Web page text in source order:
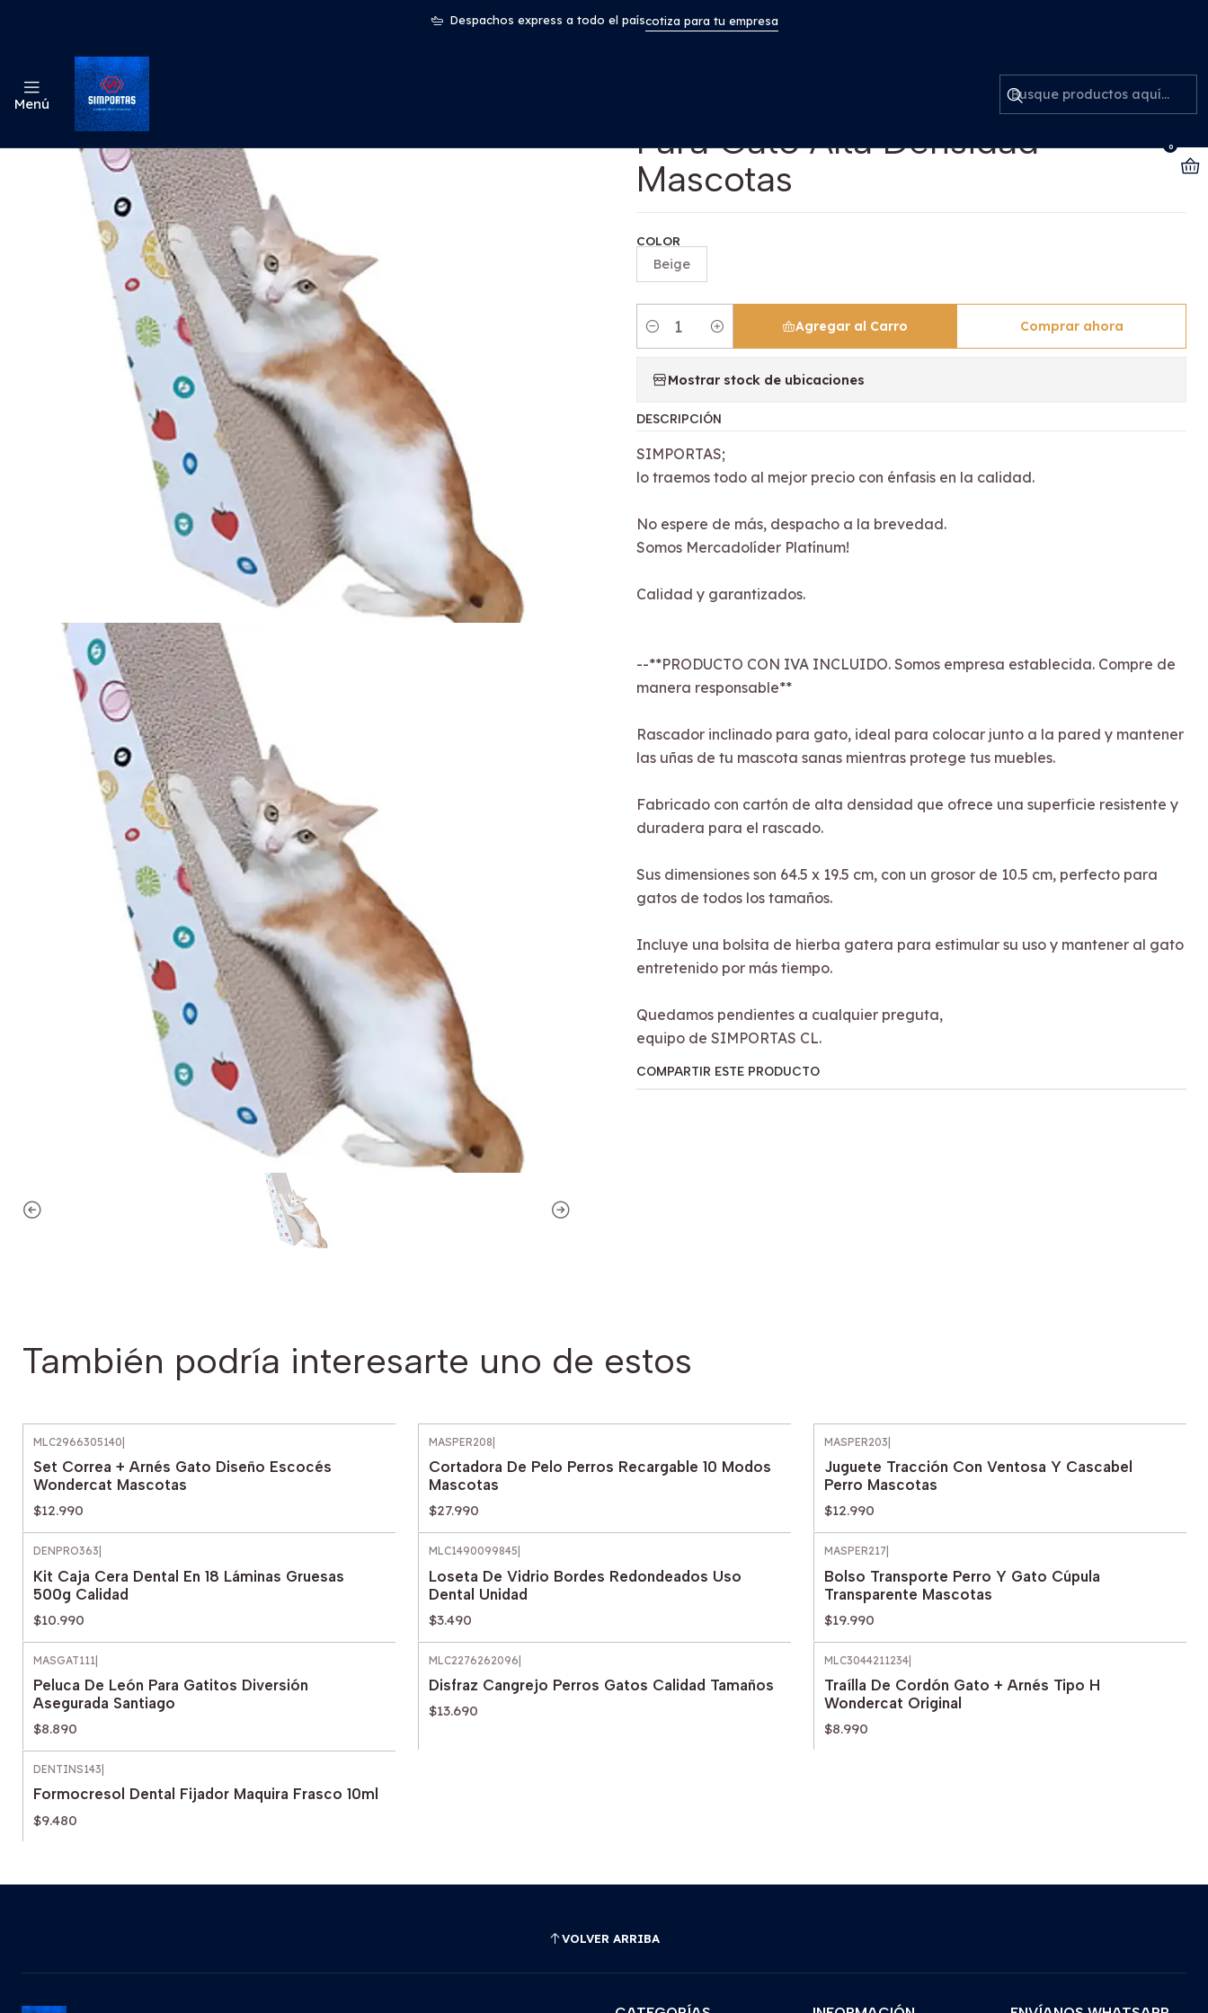
Menú
0
Despachos express a todo el paíscotiza para tu empresa
Odontología Rascador Inclinado De Pared Para Gato Alta Densidad Mascotas
Rascador Inclinado De Pared
Para Gato Alta Densidad
Mascotas
COLOR
Beige
Cantidad
Agregar al Carro Comprar ahora
Mostrar stock de ubicaciones
DESCRIPCIÓN
SIMPORTAS;
lo traemos todo al mejor precio con énfasis en la calidad.
No espere de más, despacho a la brevedad.
Somos Mercadolíder Platínum!
Calidad y garantizados.
--**PRODUCTO CON IVA INCLUIDO. Somos empresa establecida. Compre de
manera responsable**
Rascador inclinado para gato, ideal para colocar junto a la pared y mantener
las uñas de tu mascota sanas mientras protege tus muebles.
Fabricado con cartón de alta densidad que ofrece una superficie resistente y
duradera para el rascado.
Sus dimensiones son 64.5 x 19.5 cm, con un grosor de 10.5 cm, perfecto para
gatos de todos los tamaños.
Incluye una bolsita de hierba gatera para estimular su uso y mantener al gato
entretenido por más tiempo.
Quedamos pendientes a cualquier preguta,
equipo de SIMPORTAS CL.
COMPARTIR ESTE PRODUCTO
También podría interesarte uno de estos
MLC2966305140
Set Correa + Arnés Gato Diseño Escocés
Wondercat Mascotas
$12.990
MASPER208
Cortadora De Pelo Perros Recargable 10 Modos
Mascotas
$27.990
MASPER203
Juguete Tracción Con Ventosa Y Cascabel
Perro Mascotas
$12.990
DENPRO363
Kit Caja Cera Dental En 18 Láminas Gruesas
500g Calidad
$10.990
MLC1490099845
Loseta De Vidrio Bordes Redondeados Uso
Dental Unidad
$3.490
MASPER217|
Bolso Transporte Perro Y Gato Cúpula
Transparente Mascotas
$19.990
MASGAT111
Peluca De León Para Gatitos Diversión
Asegurada Santiago
$8.890
MLC2276262096
Disfraz Cangrejo Perros Gatos Calidad Tamaños
$13.690
MLC3044211234|
Traílla De Cordón Gato + Arnés Tipo H
Wondercat Original
$8.990
DENTINS143
Formocresol Dental Fijador Maquira Frasco 10ml
$9.480
VOLVER ARRIBA